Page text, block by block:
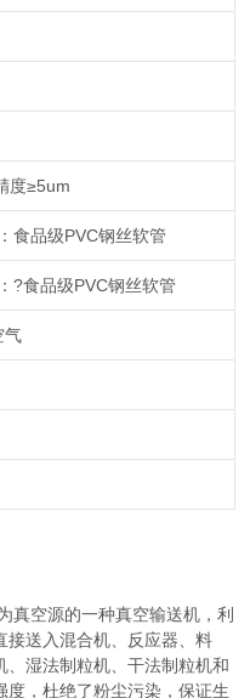
度≥5um
食品级PVC钢丝软管
?食品级PVC钢丝软管
气
真空源的一种真空输送机，利
接送入混合机、反应器、料
湿法制粒机、干法制粒机和
，杜绝了粉尘污染，保证生